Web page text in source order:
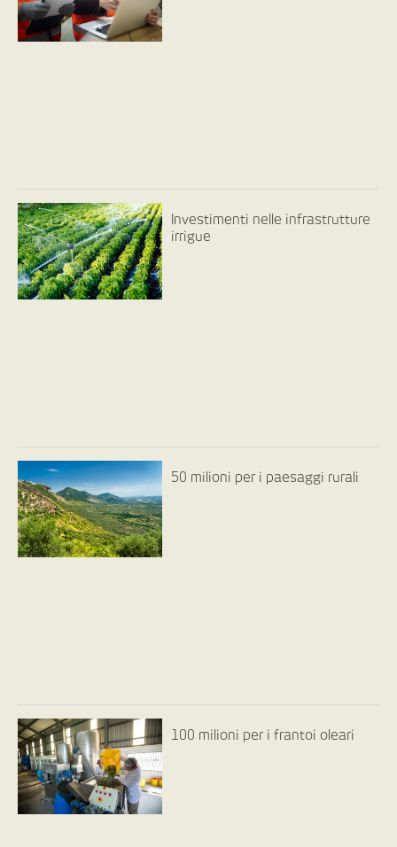
Investimenti nelle infrastrutture
irrigue
50 milioni per i paesaggi rurali
100 milioni per i frantoi oleari